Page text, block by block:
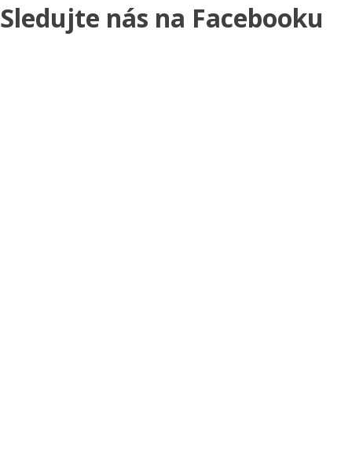
Sledujte nás na Facebooku